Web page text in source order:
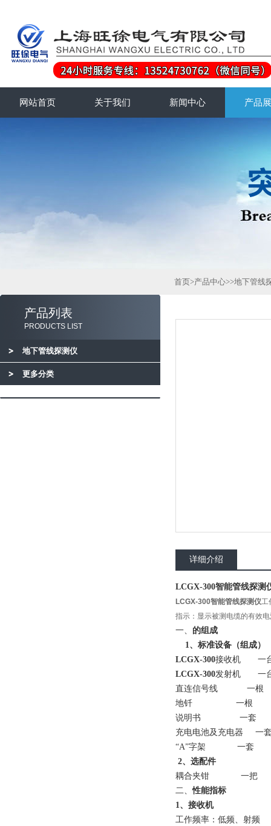
网站首页 关于我们 新闻中心 产品
产品列表
PRODUCTS LIST
地下管线探测仪
更多分类
首页>产品中心>>地下管线
详细介绍
LCGX-300智能管线探测
LCGX-300智能管线探测仪工
指示：显示被测电缆的有效
一、 的组成
1、标准设备（组成）
LCGX-300接收机 一
LCGX-300发射机 一
直连信号线 一根
地钎 一根
说明书 一套
充电电池及充电器 一
“A”字架 一套
2、选配件
耦合夹钳 一把
二、性能指标
1、接收机
工作频率：低频、射频